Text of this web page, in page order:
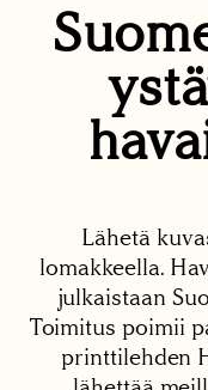
Lähetä
lomakkeella.
julkaistaan
Toimitus poimii
printtilehden